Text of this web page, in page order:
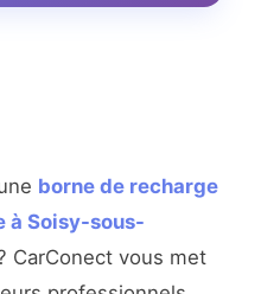
borne de recharge
à Soisy-sous-
CarConect vous met